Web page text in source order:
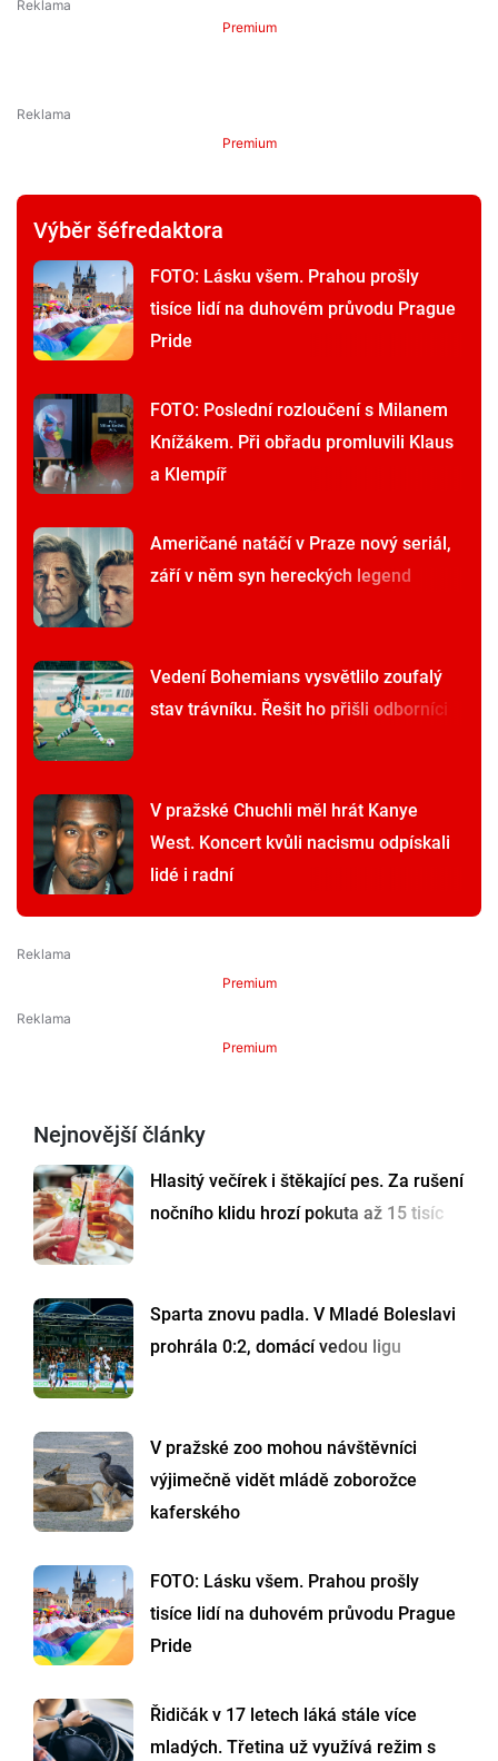
Premium
Premium
Výběr šéfredaktora
FOTO: Lásku všem. Prahou prošly
tisíce lidí na duhovém průvodu Prague
Pride
FOTO: Poslední rozloučení s Milanem
Knížákem. Při obřadu promluvili Klaus
a Klempíř
Američané natáčí v Praze nový seriál,
září v něm syn hereckých legend
Vedení Bohemians vysvětlilo zoufalý
stav trávníku. Řešit ho přišli odborníci
V pražské Chuchli měl hrát Kanye
West. Koncert kvůli nacismu odpískali
lidé i radní
Premium
Premium
Nejnovější články
Hlasitý večírek i štěkající pes. Za rušení
nočního klidu hrozí pokuta až 15 tisíc
Sparta znovu padla. V Mladé Boleslavi
prohrála 0:2, domácí vedou ligu
V pražské zoo mohou návštěvníci
výjimečně vidět mládě zoborožce
kaferského
FOTO: Lásku všem. Prahou prošly
tisíce lidí na duhovém průvodu Prague
Pride
Řidičák v 17 letech láká stále více
mladých. Třetina už využívá režim s